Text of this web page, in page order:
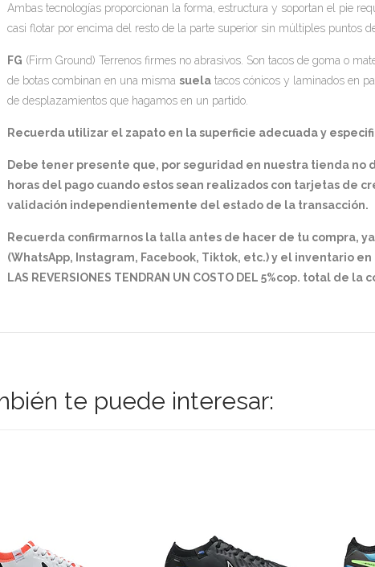
Ambas tecnologías proporcionan la forma, estructura y soportan el pie
casi flotar por encima del resto de la parte superior sin múltiples puntos
FG (Firm Ground) Terrenos firmes no abrasivos. Son tacos de goma o
de botas combinan en una misma suela tacos cónicos y laminados en
de desplazamientos que hagamos en un partido.
Recuerda utilizar el zapato en la superficie adecuada y
Debe tener presente que, por seguridad en nuestra tienda no
horas del pago cuando estos sean realizados con tarjetas de
validación independientemente del estado de la transacción.
Recuerda confirmarnos la talla antes de hacer de tu compra,
(WhatsApp, Instagram, Facebook, Tiktok, etc.) y el inventario
LAS REVERSIONES TENDRAN UN COSTO DEL 5%cop. total de
te puede interesar: